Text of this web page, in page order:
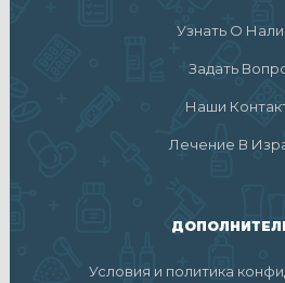
Узнать О
Задать
Наши
Лечение В
Условия и политика